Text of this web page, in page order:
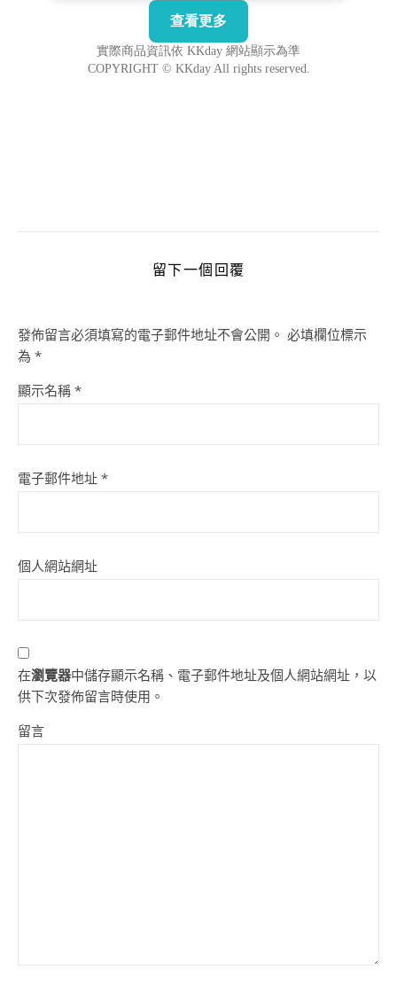
留下一個回覆
發佈留言必須填寫的電子郵件地址不會公開。 必填欄位標示
為 *
顯示名稱 *
電子郵件地址 *
個人網站網址
在瀏覽器中儲存顯示名稱、電子郵件地址及個人網站網址，以
供下次發佈留言時使用。
留言